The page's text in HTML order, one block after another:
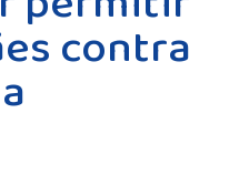
contra